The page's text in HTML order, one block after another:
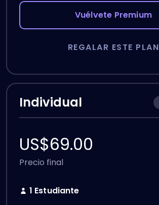
Vuélvete Premium
REGALAR ESTE PLAN
Individual
US$69.00
Precio final
1 Estudiante